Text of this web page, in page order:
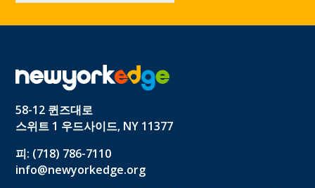
58-12 퀸즈대로
스위트 1 우드사이드, NY 11377
피: (718) 786-7110
info@newyorkedge.org